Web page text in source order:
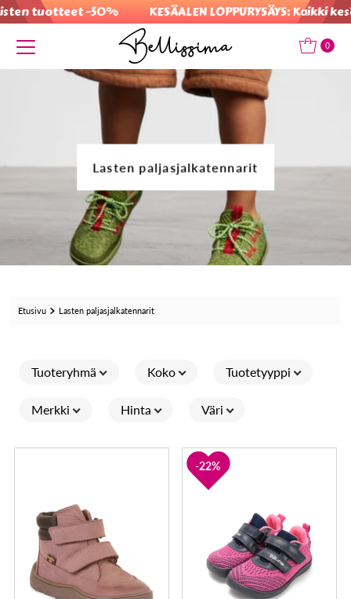
tuotteet -50% KESÄALEN LOPPURYSÄYS: Kaikki
Translation missing: fi.accessibility.skip_to_text 0
Lasten paljasjalkatennarit
Etusivu Lasten paljasjalkatennarit
Tuoteryhmä Koko Tuotetyyppi
Merkki Hinta Väri
22%